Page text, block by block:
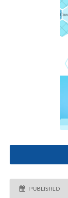
PUBLISHED